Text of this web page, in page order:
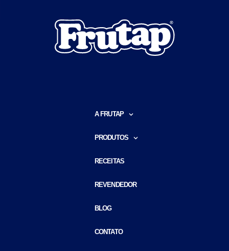
A FRUTAP
PRODUTOS
RECEITAS
REVENDEDOR
BLOG
CONTATO